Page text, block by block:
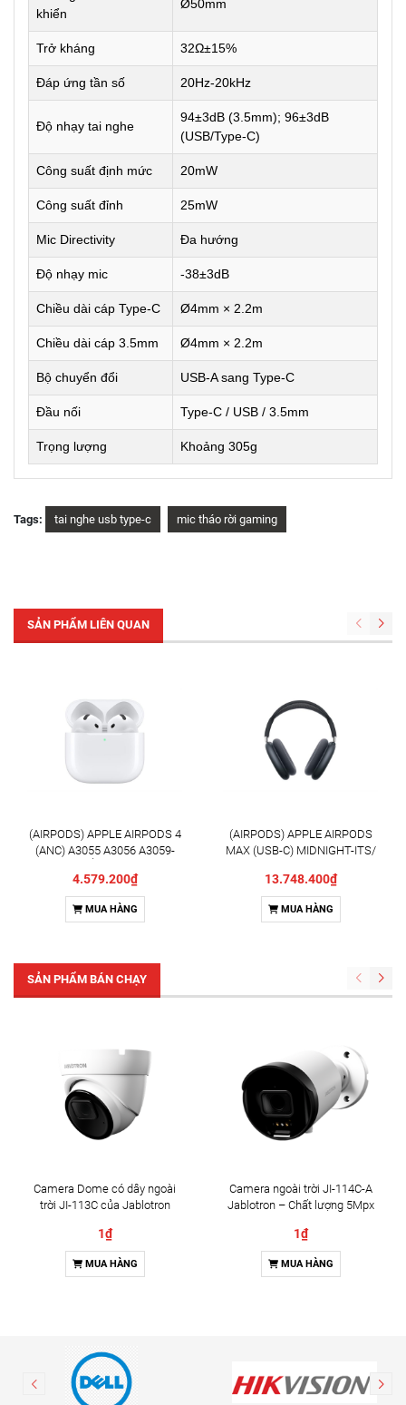
khiển
Ø50mm
Trở kháng 32Ω±15%
Đáp ứng tần số 20Hz-20kHz
Độ nhạy tai nghe
94±3dB (3.5mm); 96±3dB
(USB/Type-C)
Công suất định mức 20mW
Công suất đỉnh 25mW
Mic Directivity Đa hướng
Độ nhạy mic -38±3dB
Chiều dài cáp Type-C Ø4mm × 2.2m
Chiều dài cáp 3.5mm Ø4mm × 2.2m
Bộ chuyển đổi USB-A sang Type-C
Đầu nối Type-C / USB / 3.5mm
Trọng lượng Khoảng 305g
Tags: tai nghe usb type-c mic tháo rời gaming
SẢN PHẨM LIÊN QUAN
(AIRPODS) APPLE AIRPODS 4
(ANC) A3055 A3056 A3059-
4.579.200₫
MUA HÀNG
(AIRPODS) APPLE AIRPODS
MAX (USB-C) MIDNIGHT-ITS/
13.748.400₫
MUA HÀNG
SẢN PHẨM BÁN CHẠY
Camera Dome có dây ngoài
trời JI-113C của Jablotron
1₫
MUA HÀNG
Camera ngoài trời JI-114C-A
Jablotron – Chất lượng 5Mpx
1₫
MUA HÀNG